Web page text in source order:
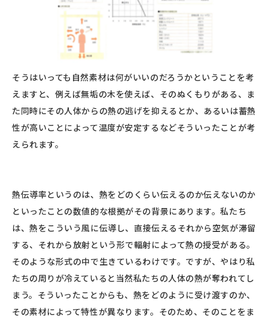
そうはいっても自然素材は何がいいのだろうかということを考
えますと、例えば無垢の木を使えば、そのぬくもりがある、ま
た同時にその人体からの熱の逃げを抑えるとか、あるいは蓄熱
性が高いことによって温度が安定するなどそういったことが考
えられます。
熱伝導率というのは、熱をどのくらい伝えるのか伝えないのか
といったことの数値的な根拠がその背景にあります。私たち
は、熱をこういう風に伝導し、直接伝えるそれから空気が滞留
する、それから放射という形で輻射によって熱の授受がある。
そのような形式の中で生きているわけです。ですが、やはり私
たちの周りが冷えていると当然私たちの人体の熱が奪われてし
まう。そういったことからも、熱をどのように受け渡すのか、
その素材によって特性が異なります。そのため、そのことをま